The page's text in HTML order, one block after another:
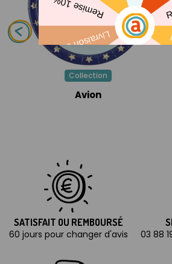
Collection
Avion
SATISFAIT OU REMBOURSÉ
60 jours pour changer d'avis
03 88